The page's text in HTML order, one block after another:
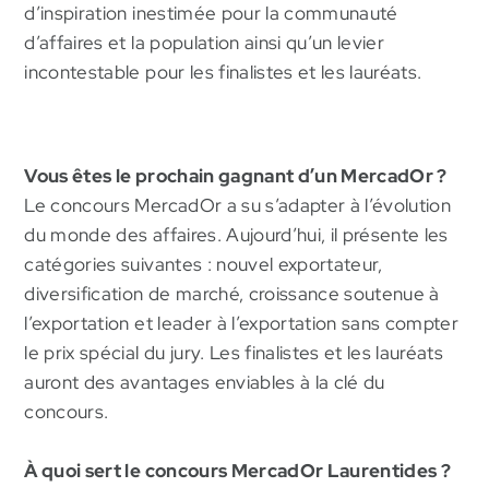
d’inspiration inestimée pour la communauté
d’affaires et la population ainsi qu’un levier
incontestable pour les finalistes et les lauréats.
Vous êtes le prochain gagnant d’un MercadOr ?
Le concours MercadOr a su s’adapter à l’évolution
du monde des affaires. Aujourd’hui, il présente les
catégories suivantes : nouvel exportateur,
diversification de marché, croissance soutenue à
l’exportation et leader à l’exportation sans compter
le prix spécial du jury. Les finalistes et les lauréats
auront des avantages enviables à la clé du
concours.
À quoi sert le concours MercadOr Laurentides ?